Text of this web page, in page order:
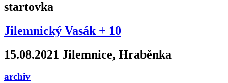
startovka
Jilemnický Vasák + 10
15.08.2021 Jilemnice, Hraběnka
archiv